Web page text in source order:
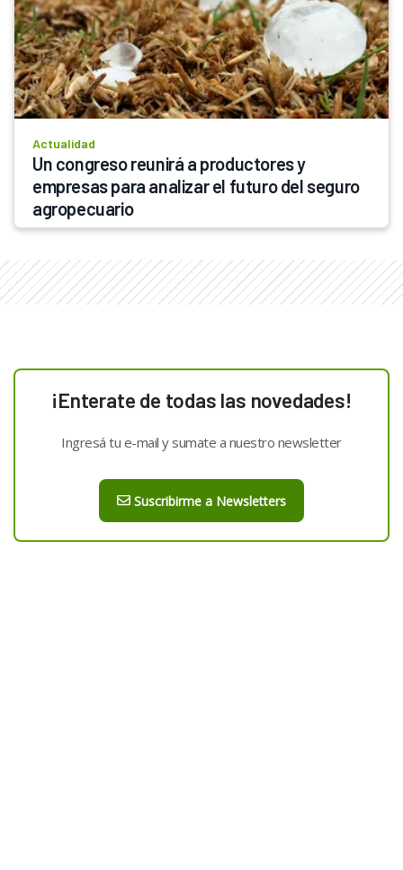
Actualidad
Un congreso reunirá a productores y
empresas para analizar el futuro del seguro
agropecuario
¡Enterate de todas las novedades!
Ingresá tu e-mail y sumate a nuestro newsletter
Suscribirme a Newsletters